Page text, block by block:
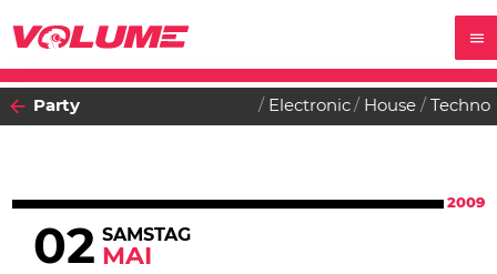
Party Electronic House Techno
2009
02 SAMSTAG
MAI